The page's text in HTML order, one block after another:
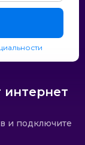
и подключите